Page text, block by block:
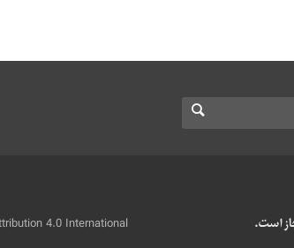
4.0 International